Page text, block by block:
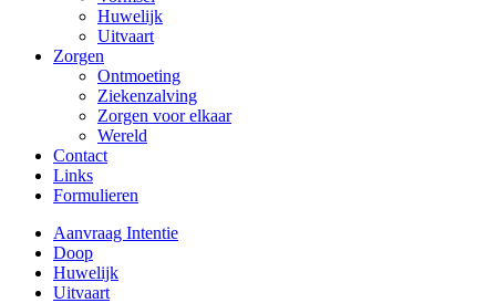
Huwelijk
Uitvaart
Zorgen
Ontmoeting
Ziekenzalving
Zorgen voor elkaar
Wereld
Contact
Links
Formulieren
Aanvraag Intentie
Doop
Huwelijk
Uitvaart